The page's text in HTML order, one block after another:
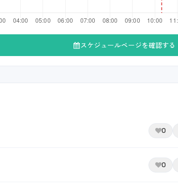
スケジュールページを確認する
0
0